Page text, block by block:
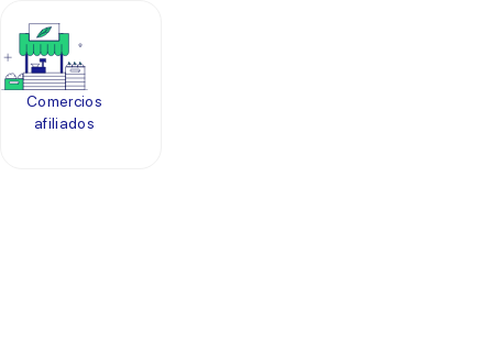
Comercios
afiliados